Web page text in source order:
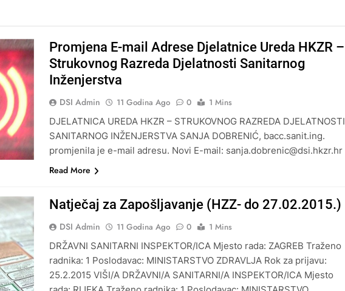
Promjena E-mail Adrese Djelatnice Ureda HKZR –
Strukovnog Razreda Djelatnosti Sanitarnog
Inženjerstva
DSI Admin 11 Godina Ago 0
1 Mins
DJELATNICA UREDA HKZR – STRUKOVNOG RAZREDA DJELATNOSTI
SANITARNOG INŽENJERSTVA SANJA DOBRENIĆ, bacc.sanit.ing.
promjenila je e-mail adresu. Novi E-mail: sanja.dobrenic@dsi.hkzr.hr
Read More
Natječaj za Zapošljavanje (HZZ- do 27.02.2015.)
DSI Admin 11 Godina Ago 0
1 Mins
DRŽAVNI SANITARNI INSPEKTOR/ICA Mjesto rada: ZAGREB Traženo
radnika: 1 Poslodavac: MINISTARSTVO ZDRAVLJA Rok za prijavu:
25.2.2015 VIŠI/A DRŽAVNI/A SANITARNI/A INSPEKTOR/ICA Mjesto